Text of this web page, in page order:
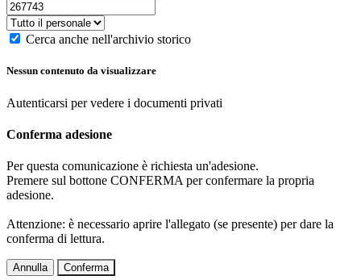
Cerca anche nell'archivio storico
Nessun contenuto da visualizzare
Autenticarsi per vedere i documenti privati
Conferma adesione
Per questa comunicazione è richiesta un'adesione.
Premere sul bottone CONFERMA per confermare la propria
adesione.
Attenzione: è necessario aprire l'allegato (se presente) per dare la
conferma di lettura.
Annulla Conferma